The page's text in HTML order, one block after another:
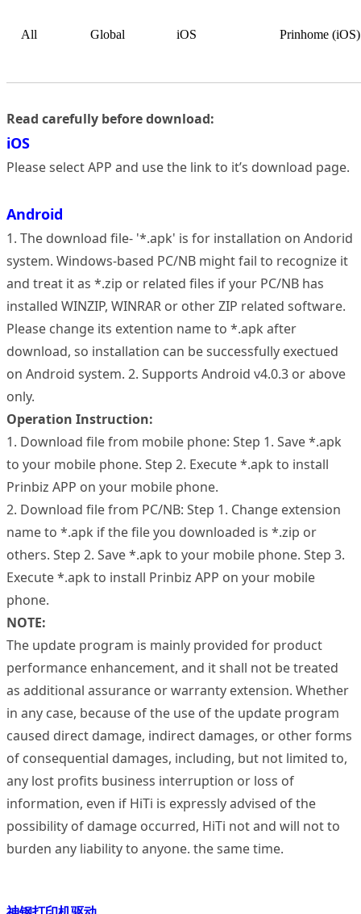
All Global iOS Prinhome (iOS)
Read carefully before download:
iOS
Please select APP and use the link to it’s download page.
Android
1. The download file- '*.apk' is for installation on Andorid
system. Windows-based PC/NB might fail to recognize it
and treat it as *.zip or related files if your PC/NB has
installed WINZIP, WINRAR or other ZIP related software.
Please change its extention name to *.apk after
download, so installation can be successfully exectued
on Android system. 2. Supports Android v4.0.3 or above
only.
Operation Instruction:
1. Download file from mobile phone: Step 1. Save *.apk
to your mobile phone. Step 2. Execute *.apk to install
Prinbiz APP on your mobile phone.
2. Download file from PC/NB: Step 1. Change extension
name to *.apk if the file you downloaded is *.zip or
others. Step 2. Save *.apk to your mobile phone. Step 3.
Execute *.apk to install Prinbiz APP on your mobile
phone.
NOTE:
The update program is mainly provided for product
performance enhancement, and it shall not be treated
as additional assurance or warranty extension. Whether
in any case, because of the use of the update program
caused direct damage, indirect damages, or other forms
of consequential damages, including, but not limited to,
any lost profits business interruption or loss of
information, even if HiTi is expressly advised of the
possibility of damage occurred, HiTi not and will not to
burden any liability to anyone. the same time.